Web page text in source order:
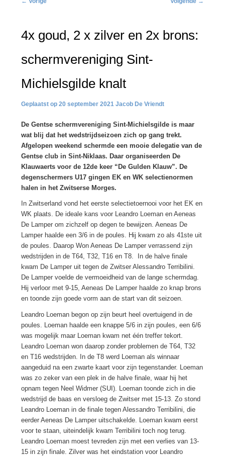
4x goud, 2 x zilver en 2x brons:
schermvereniging Sint-
Michielsgilde knalt
20 september 2021 Jacob De Vriendt
De Gentse schermvereniging Sint-Michielsgilde is maar
wat blij dat het wedstrijdseizoen zich op gang trekt.
Afgelopen weekend schermde een mooie delegatie van de
Gentse club in Sint-Niklaas. Daar organiseerden De
Klauwaerts voor de 12de keer “De Gulden Klauw”. De
degenschermers U17 gingen EK en WK selectienormen
halen in het Zwitserse Morges.
In Zwitserland vond het eerste selectietoernooi voor het EK en
WK plaats. De ideale kans voor Leandro Loeman en Aeneas
De Lamper om zichzelf op degen te bewijzen. Aeneas De
Lamper haalde een 3/6 in de poules. Hij kwam zo als 41ste uit
de poules. Daarop Won Aeneas De Lamper verrassend zijn
wedstrijden in de T64, T32, T16 en T8. In de halve finale
kwam De Lamper uit tegen de Zwitser Alessandro Terribilini.
De Lamper voelde de vermoeidheid van de lange schermdag.
Hij verloor met 9-15, Aeneas De Lamper haalde zo knap brons
en toonde zijn goede vorm aan de start van dit seizoen.
Leandro Loeman begon op zijn beurt heel overtuigend in de
poules. Loeman haalde een knappe 5/6 in zijn poules, een 6/6
was mogelijk maar Loeman kwam net één treffer tekort.
Leandro Loeman won daarop zonder problemen de T64, T32
en T16 wedstrijden. In de T8 werd Loeman als winnaar
aangeduid na een zwarte kaart voor zijn tegenstander. Loeman
was zo zeker van een plek in de halve finale, waar hij het
opnam tegen Neel Widmer (SUI). Loeman toonde zich in die
wedstrijd de baas en versloeg de Zwitser met 15-13. Zo stond
Leandro Loeman in de finale tegen Alessandro Terribilini, die
eerder Aeneas De Lamper uitschakelde. Loeman kwam eerst
voor te staan, uiteindelijk kwam Terribilini toch nog terug.
Leandro Loeman moest tevreden zijn met een verlies van 13-
15 in zijn finale. Zilver was het eindstation voor Leandro